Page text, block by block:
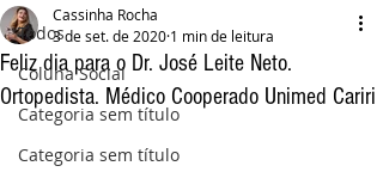
Todos
Coluna Social
Categoria sem título
Categoria sem título
Feliz dia para o Dr. José Leite Neto.
Ortopedista. Médico Cooperado Unimed Cariri
Cassinha Rocha
3 de set. de 2020 1 min de leitura